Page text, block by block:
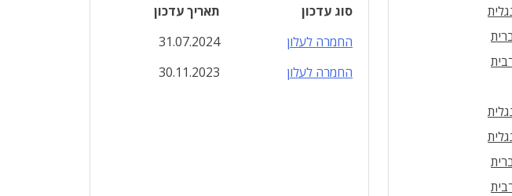
סוג עדכון
תאריך עדכון
החמרה לעלון
31.07.2024
החמרה לעלון
30.11.2023